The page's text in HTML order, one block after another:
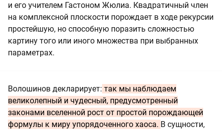
и его учителем Гастоном Жюлиа. Квадратичный член
на комплексной плоскости порождает в ходе рекурсии
простейшую, но способную поразить сложностью
картину того или иного множества при выбранных
параметрах.
Волошинов декларирует: так мы наблюдаем
великолепный и чудесный, предусмотренный
законами вселенной рост от простой порождающей
формулы к миру упорядоченного хаоса. В сущности,